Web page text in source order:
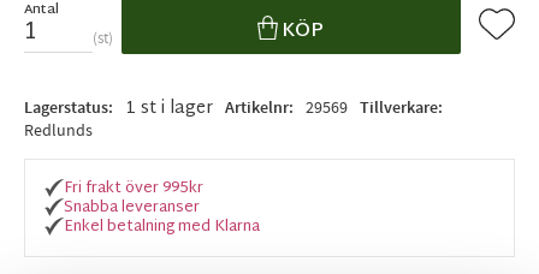
Antal
st KÖP Lägg
Lagerstatus 1 st i lager Artikelnr 29569 Tillverkare
Redlunds
Fri frakt över 995kr
Snabba leveranser
Enkel betalning med Klarna